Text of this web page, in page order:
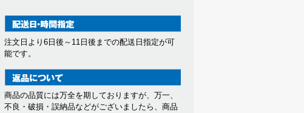
注文日より6日後～11日後までの配送日指定が可
能です。
商品の品質には万全を期しておりますが、万一、
不良・破損・誤納品などがございましたら、商品